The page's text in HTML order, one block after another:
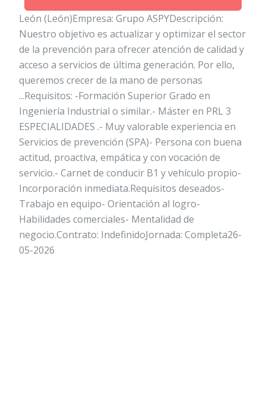
León (León)Empresa: Grupo ASPYDescripción:
Nuestro objetivo es actualizar y optimizar el sector
de la prevención para ofrecer atención de calidad y
acceso a servicios de última generación. Por ello,
queremos crecer de la mano de personas
...Requisitos: -Formación Superior Grado en
Ingeniería Industrial o similar.- Máster en PRL 3
ESPECIALIDADES .- Muy valorable experiencia en
Servicios de prevención (SPA)- Persona con buena
actitud, proactiva, empática y con vocación de
servicio.- Carnet de conducir B1 y vehículo propio-
Incorporación inmediata.Requisitos deseados-
Trabajo en equipo- Orientación al logro-
Habilidades comerciales- Mentalidad de
negocio.Contrato: IndefinidoJornada: Completa26-
05-2026